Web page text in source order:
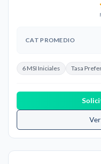
CAT PROMEDIO
6 MSI Iniciales Tasa